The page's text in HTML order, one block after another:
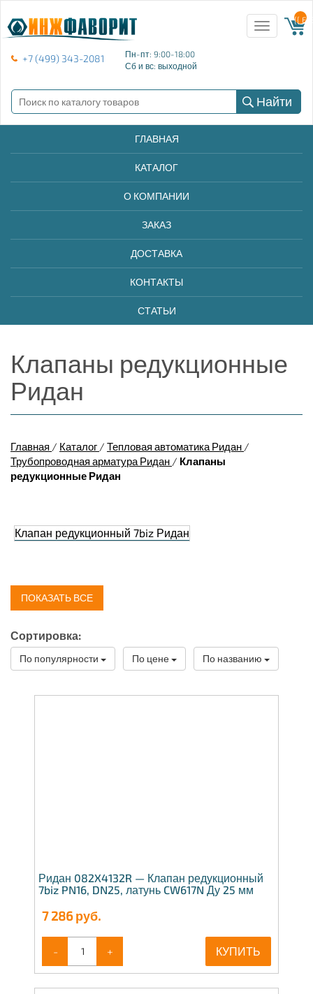
+7 (499) 343-2081
Пн-пт: 9:00-18:00
Сб и вс: выходной
Toggle
navigation
{{
Найти
ГЛАВНАЯ
КАТАЛОГ
О КОМПАНИИ
ЗАКАЗ
ДОСТАВКА
КОНТАКТЫ
СТАТЬИ
Клапаны редукционные
Ридан
Главная / Каталог / Тепловая автоматика Ридан /
Трубопроводная арматура Ридан / Клапаны
редукционные Ридан
Клапан редукционный 7biz Ридан
ПОКАЗАТЬ ВСЕ
Сортировка:
По популярности По цене По названию
Ридан 082X4132R — Клапан редукционный
7biz PN16, DN25, латунь CW617N Ду 25 мм
7 286руб.
- + КУПИТЬ